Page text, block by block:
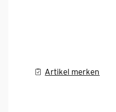
Artikel merken